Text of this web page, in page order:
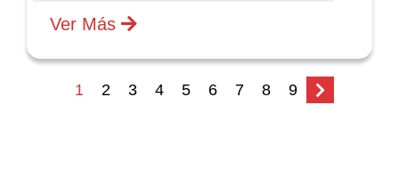
Ver Más
1 2 3 4 5 6 7 8 9